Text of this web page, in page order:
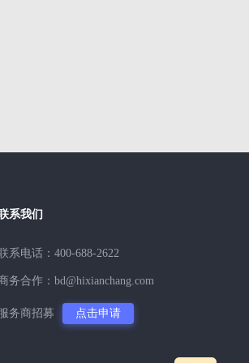
系我们
系电话：400-688-2622
务合作：bd@hixianchang.com
服务商招募 点击申请